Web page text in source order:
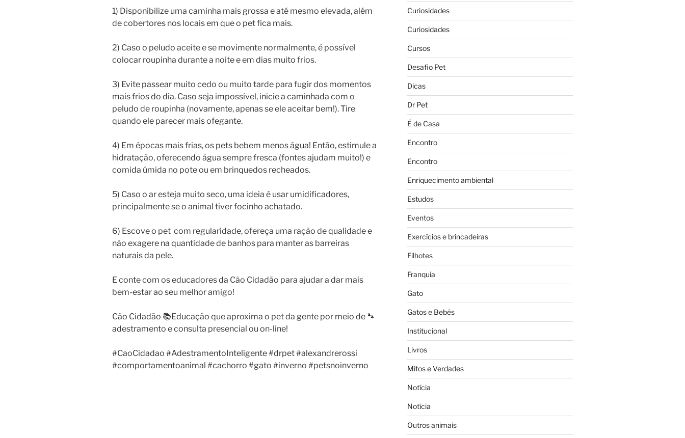
1) Disponibilize uma caminha mais grossa e até mesmo elevada, além
de cobertores nos locais em que o pet fica mais.
2) Caso o peludo aceite e se movimente normalmente, é possível
colocar roupinha durante a noite e em dias muito frios.
3) Evite passear muito cedo ou muito tarde para fugir dos momentos
mais frios do dia. Caso seja impossível, inicie a caminhada com o
peludo de roupinha (novamente, apenas se ele aceitar bem!). Tire
quando ele parecer mais ofegante.
4) Em épocas mais frias, os pets bebem menos água! Então, estimule a
hidratação, oferecendo água sempre fresca (fontes ajudam muito!) e
comida úmida no pote ou em brinquedos recheados.
5) Caso o ar esteja muito seco, uma ideia é usar umidificadores,
principalmente se o animal tiver focinho achatado.
6) Escove o pet com regularidade, ofereça uma ração de qualidade e
não exagere na quantidade de banhos para manter as barreiras
naturais da pele.
E conte com os educadores da Cão Cidadão para ajudar a dar mais
bem-estar ao seu melhor amigo!
Cão Cidadão 📚Educação que aproxima o pet da gente por meio de 🐾
adestramento e consulta presencial ou on-line!
#CaoCidadao #AdestramentoInteligente #drpet #alexandrerossi
#comportamentoanimal #cachorro #gato #inverno #petsnoinverno
Curiosidades
Curiosidades
Cursos
Desafio Pet
Dicas
Dr Pet
É de Casa
Encontro
Encontro
Enriquecimento ambiental
Estudos
Eventos
Exercícios e brincadeiras
Filhotes
Franquia
Gato
Gatos e Bebês
Institucional
Livros
Mitos e Verdades
Notícia
Notícia
Outros animais